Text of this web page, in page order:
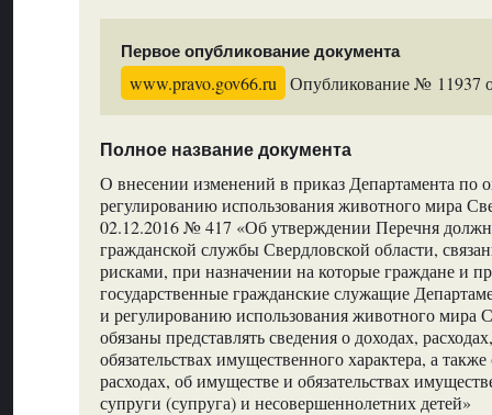
Первое опубликование документа
www.pravo.gov66.ru Опубликование № 11937
Полное название документа
О внесении изменений в приказ Департамента по
регулированию использования животного мира
02.12.2016 № 417 «Об утверждении Перечня
гражданской службы Свердловской области,
рисками, при назначении на которые граждане и
государственные гражданские служащие
и регулированию использования животного мира
обязаны представлять сведения о доходах,
обязательствах имущественного характера, а
расходах, об имуществе и обязательствах
супруги (супруга) и несовершеннолетних детей»